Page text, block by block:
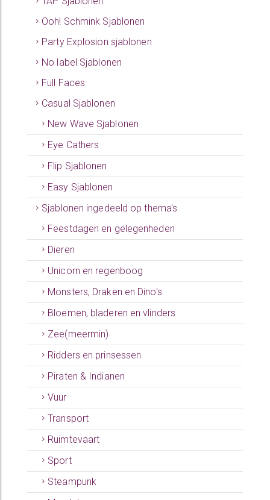
Ooh! Schmink Sjablonen
Party Explosion sjablonen
No label Sjablonen
Full Faces
Casual Sjablonen
New Wave Sjablonen
Eye Cathers
Flip Sjablonen
Easy Sjablonen
Sjablonen ingedeeld op thema's
Feestdagen en gelegenheden
Dieren
Unicorn en regenboog
Monsters, Draken en Dino's
Bloemen, bladeren en vlinders
Zee(meermin)
Ridders en prinsessen
Piraten & Indianen
Vuur
Transport
Ruimtevaart
Sport
Steampunk